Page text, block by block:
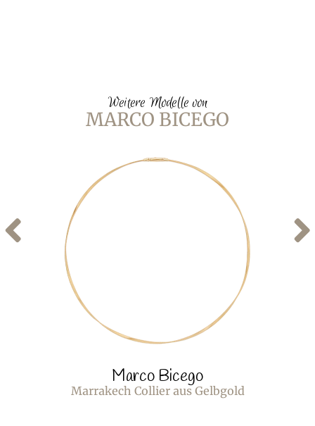
Weitere Modelle von
MARCO BICEGO
Marco Bicego
Marrakech Collier aus Gelbgold